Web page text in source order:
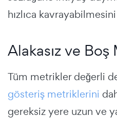
hızlıca
Alakasız ve
Tüm metrikler değerli
gösteriş metriklerini
gereksiz yere uzun ve